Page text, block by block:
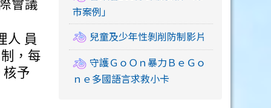
會議
人 員
，每
核予
市案例」
兒童及少年性剝削防制影片
守護ＧｏＯｎ暴力ＢｅＧｏ
ｎｅ多國語言求救小卡